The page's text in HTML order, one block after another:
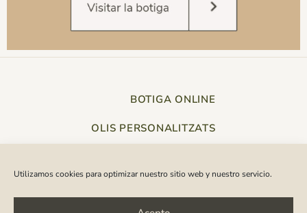
Utilizamos cookies para optimizar nuestro sitio web y nuestro servicio.
BOTIGA ONLINE
OLIS PERSONALITZATS